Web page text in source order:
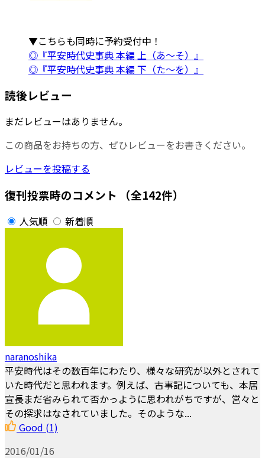
▼こちらも同時に予約受付中！
◎『平安時代史事典 本編 上（あ～そ）』
◎『平安時代史事典 本編 下（た～を）』
読後レビュー
まだレビューはありません。
この商品をお持ちの方、ぜひレビューをお書きください。
レビューを投稿する
復刊投票時のコメント （全142件）
人気順 新着順
naranoshika
平安時代はその数百年にわたり、様々な研究が以外とされて
いた時代だと思われます。例えば、古事記についても、本居
宣長まだ省みられて否かっように思われがちですが、営々と
その探求はなされていました。そのような...
Good (1)
2016/01/16